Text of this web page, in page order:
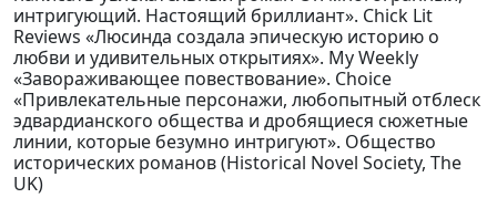
интригующий. Настоящий бриллиант». Chick Lit
Reviews «Люсинда создала эпическую историю о
любви и удивительных открытиях». My Weekly
«Завораживающее повествование». Choice
«Привлекательные персонажи, любопытный отблеск
эдвардианского общества и дробящиеся сюжетные
линии, которые безумно интригуют». Общество
исторических романов (Historical Novel Society, The
UK)